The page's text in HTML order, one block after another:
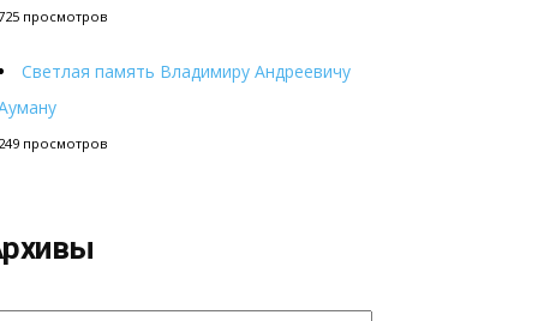
просмотров
Светлая память Владимиру Андреевичу
просмотров